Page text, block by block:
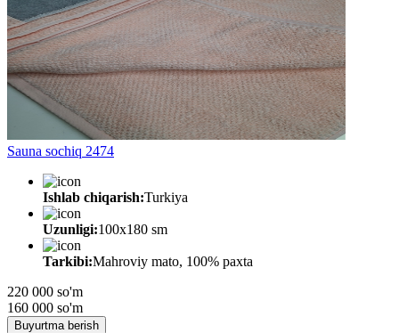
Sauna sochiq 2474
Ishlab chiqarish:Turkiya
Uzunligi:100x180 sm
Tarkibi:Mahroviy mato, 100% paxta
220 000 so'm
160 000 so'm
Buyurtma berish